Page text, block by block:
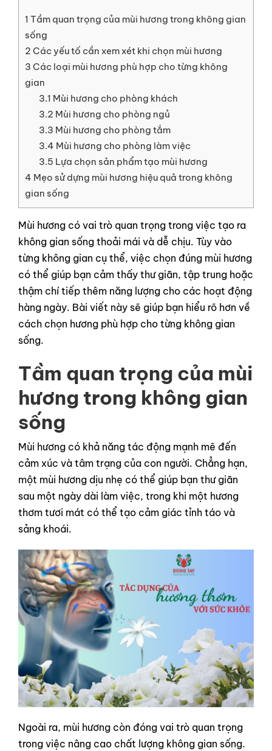
1 Tầm quan trọng của mùi hương trong không gian
sống
2 Các yếu tố cần xem xét khi chọn mùi hương
3 Các loại mùi hương phù hợp cho từng không
gian
3.1 Mùi hương cho phòng khách
3.2 Mùi hương cho phòng ngủ
3.3 Mùi hương cho phòng tắm
3.4 Mùi hương cho phòng làm việc
3.5 Lựa chọn sản phẩm tạo mùi hương
4 Mẹo sử dựng mùi hương hiệu quả trong không
gian sống
Mùi hương có vai trò quan trọng trong việc tạo ra
không gian sống thoải mái và dễ chịu. Tùy vào
từng không gian cụ thể, việc chọn đúng mùi hương
có thể giúp bạn cảm thấy thư giãn, tập trung hoặc
thậm chí tiếp thêm năng lượng cho các hoạt động
hàng ngày. Bài viết này sẽ giúp bạn hiểu rõ hơn về
cách chọn hương phù hợp cho từng không gian
sống.
Tầm quan trọng của mùi
hương trong không gian
sống
Mùi hương có khả năng tác động mạnh mẽ đến
cảm xúc và tâm trạng của con người. Chẳng hạn,
một mùi hương dịu nhẹ có thể giúp bạn thư giãn
sau một ngày dài làm việc, trong khi một hương
thơm tươi mát có thể tạo cảm giác tỉnh táo và
sảng khoái.
Ngoài ra, mùi hương còn đóng vai trò quan trọng
trong việc nâng cao chất lượng không gian sống.